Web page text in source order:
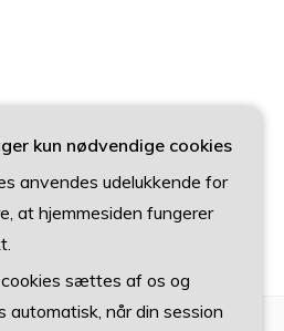
kun nødvendige cookies
anvendes udelukkende for
at hjemmesiden fungerer
sættes af os og
automatisk, når din session